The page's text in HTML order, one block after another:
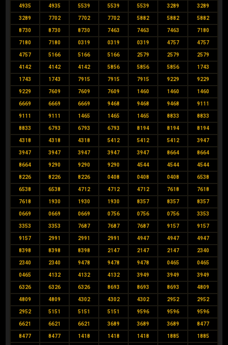
4935 4935 5539 5539 5539 3289 3289
3289 7702 7702 7702 5882 5882 5882
8730 8730 8730 7463 7463 7463 7180
7180 7180 0319 0319 0319 4757 4757
4757 5166 5166 5166 2579 2579 2579
4142 4142 4142 5856 5856 5856 1743
1743 1743 7915 7915 7915 9229 9229
9229 7609 7609 7609 1460 1460 1460
6669 6669 6669 9468 9468 9468 9111
9111 9111 1465 1465 1465 8833 8833
8833 6793 6793 6793 8194 8194 8194
4318 4318 4318 5412 5412 5412 3947
3947 3947 3947 3947 3947 8664 8664
8664 9290 9290 9290 4544 4544 4544
8226 8226 8226 0408 0408 0408 6538
6538 6538 4712 4712 4712 7618 7618
7618 1930 1930 1930 8357 8357 8357
0669 0669 0669 0756 0756 0756 3353
3353 3353 7687 7687 7687 9157 9157
9157 2991 2991 2991 4947 4947 4947
8398 8398 8398 2147 2147 2147 2340
2340 2340 9478 9478 9478 0465 0465
0465 4132 4132 4132 3949 3949 3949
6326 6326 6326 8693 8693 8693 4809
4809 4809 4302 4302 4302 2952 2952
2952 5151 5151 5151 9596 9596 9596
6621 6621 6621 3689 3689 3689 8477
8477 8477 1418 1418 1418 1885 1885